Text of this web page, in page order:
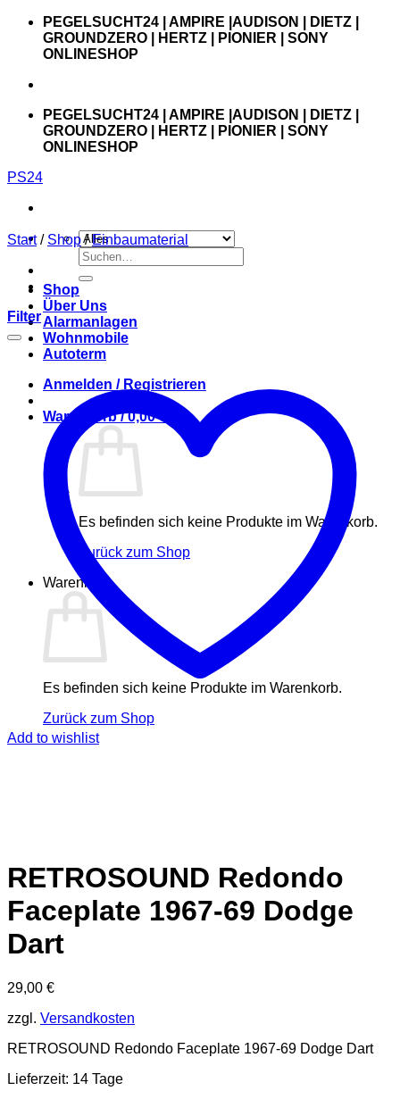
Zum
springen
PEGELSUCHT24 | AMPIRE |AUDISON | DIETZ |
GROUNDZERO | HERTZ | PIONIER | SONY
ONLINESHOP
PEGELSUCHT24 | AMPIRE |AUDISON | DIETZ |
GROUNDZERO | HERTZ | PIONIER | SONY
ONLINESHOP
PS24
Suchen
nach:
Shop
Über Uns
Alarmanlagen
Wohnmobile
Autoterm
Anmelden / Registrieren
Warenkorb /0,00€
Es befinden sich keine Produkte im Warenkorb.
Zurück zum Shop
Warenkorb
Es befinden sich keine Produkte im Warenkorb.
Zurück zum Shop
Start / Shop / Einbaumaterial
Filter
Add to wishlist
RETROSOUND Redondo
Faceplate 1967-69 Dodge
Dart
29,00 €
zzgl. Versandkosten
RETROSOUND Redondo Faceplate 1967-69 Dodge Dart
Lieferzeit: 14 Tage